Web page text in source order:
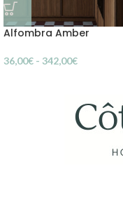
Alfombra Amber
36,00€ - 342,00€